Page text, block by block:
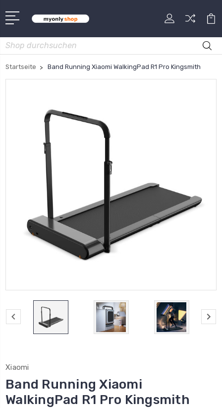
Suche
Startseite Band Running Xiaomi WalkingPad R1 Pro Kingsmith
Xiaomi
Band Running Xiaomi
WalkingPad R1 Pro Kingsmith